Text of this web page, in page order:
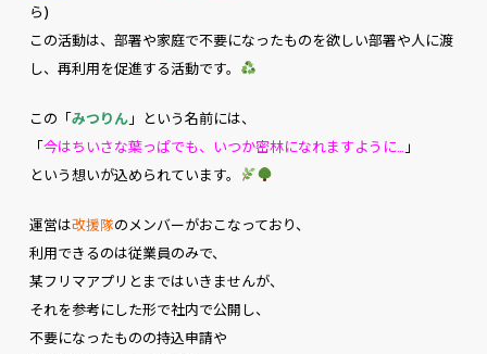
ら)
この活動は、部署や家庭で不要になったものを欲しい部署や人に渡
し、再利用を促進する活動です。
この「みつりん」という名前には、
「今はちいさな葉っぱでも、いつか密林になれますように…」
という想いが込められています。
運営は改援隊のメンバーがおこなっており、
利用できるのは従業員のみで、
某フリマアプリとまではいきませんが、
それを参考にした形で社内で公開し、
不要になったものの持込申請や